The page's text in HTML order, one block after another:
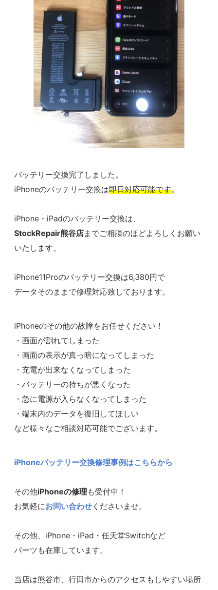
バッテリー交換完了しました。
iPhoneのバッテリー交換は即日対応可能です。
iPhone・iPadのバッテリー交換は、
StockRepair熊谷店までご相談のほどよろしくお願い
いたします。
iPhone11Proのバッテリー交換は6,380円で
データそのままで修理対応致しております。
iPhoneのその他の故障をお任せください！
・画面が割れてしまった
・画面の表示が真っ暗になってしまった
・充電が出来なくなってしまった
・バッテリーの持ちが悪くなった
・急に電源が入らなくなってしまった
・端末内のデータを復旧してほしい
など様々なご相談対応可能でございます。
iPhoneバッテリー交換修理事例はこちらから
その他iPhoneの修理 も受付中！
お気軽にお問い合わせ くださいませ。
その他、iPhone・iPad・任天堂Switchなど
パーツも在庫しています。
当店は熊谷市、行田市からのアクセスもしやすい場所